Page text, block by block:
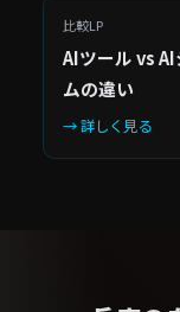
比較LP
AIツール vs
ムの違い
→ 詳しく見る